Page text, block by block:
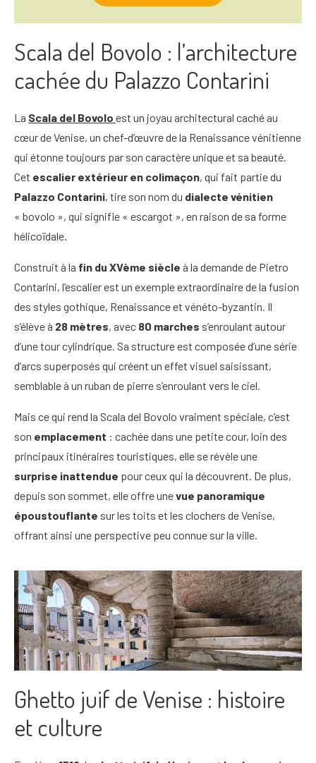
Scala del Bovolo : l’architecture
cachée du Palazzo Contarini
La Scala del Bovolo est un joyau architectural caché au
cœur de Venise, un chef-d’œuvre de la Renaissance vénitienne
qui étonne toujours par son caractère unique et sa beauté.
Cet escalier extérieur en colimaçon, qui fait partie du
Palazzo Contarini, tire son nom du dialecte vénitien
« bovolo », qui signifie « escargot », en raison de sa forme
hélicoïdale.
Construit à la fin du XVème siècle à la demande de Pietro
Contarini, l’escalier est un exemple extraordinaire de la fusion
des styles gothique, Renaissance et vénéto-byzantin. Il
s’élève à 28 mètres, avec 80 marches s’enroulant autour
d’une tour cylindrique. Sa structure est composée d’une série
d’arcs superposés qui créent un effet visuel saisissant,
semblable à un ruban de pierre s’enroulant vers le ciel.
Mais ce qui rend la Scala del Bovolo vraiment spéciale, c’est
son emplacement : cachée dans une petite cour, loin des
principaux itinéraires touristiques, elle se révèle une
surprise inattendue pour ceux qui la découvrent. De plus,
depuis son sommet, elle offre unevue panoramique
époustouflante sur les toits et les clochers de Venise,
offrant ainsi une perspective peu connue sur la ville.
Ghetto juif de Venise : histoire
et culture